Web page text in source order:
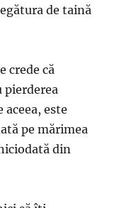
de taină
crede că
pierderea
este
pe mărimea
din